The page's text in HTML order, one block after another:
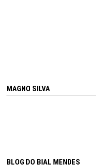
MAGNO SILVA
BLOG DO BIAL MENDES